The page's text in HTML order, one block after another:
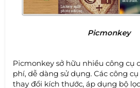
Picmonkey
Picmonkey sở hữu nhiều công cụ
phí, dễ dàng sử dụng. Các công
thay đổi kích thước, áp dụng bộ